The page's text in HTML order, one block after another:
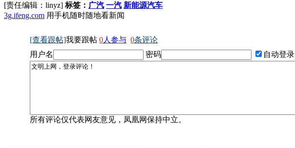
[责任编辑：linyz] 标签： 广汽 一汽 新能源汽车
3g.ifeng.com 用手机随时随地看新闻
[查看跟帖]我要跟帖 0人参与 0条评论
用户名
密码 自动登录
所有评论仅代表网友意见，凤凰网保持中立。